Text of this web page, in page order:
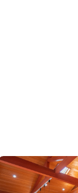
戸C邸
茨城県 ゲストハウス